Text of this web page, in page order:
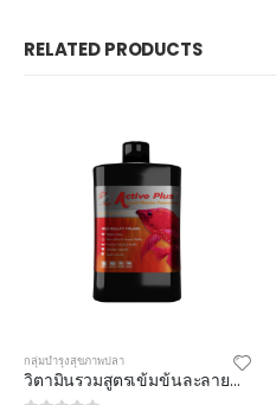
RELATED PRODUCTS
กลุ่มบำรุงสุขภาพปลา
วิตามินรวมสูตรเข้มข้นละลายน้ำ Active Plus